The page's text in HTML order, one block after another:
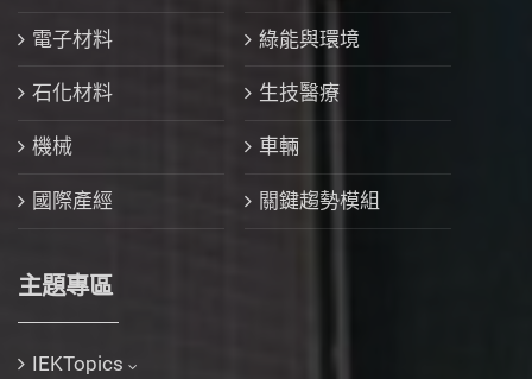
電子材料 綠能與環境
石化材料 生技醫療
機械 車輛
國際產經 關鍵趨勢模組
主題專區
IEKTopics